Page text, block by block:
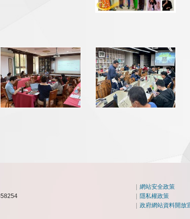
|網站安全政策
隱私權政策
|政府網站資料開放